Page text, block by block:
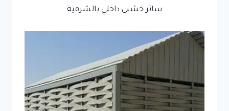
ساتر خشبي داخلي بالشرقية